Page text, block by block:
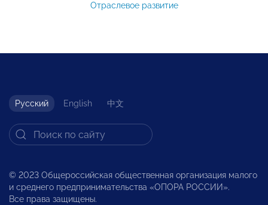
Отраслевое развитие
Русский English 中文
© 2023 Общероссийская общественная организация малого
и среднего предпринимательства «ОПОРА РОССИИ».
Все права защищены.